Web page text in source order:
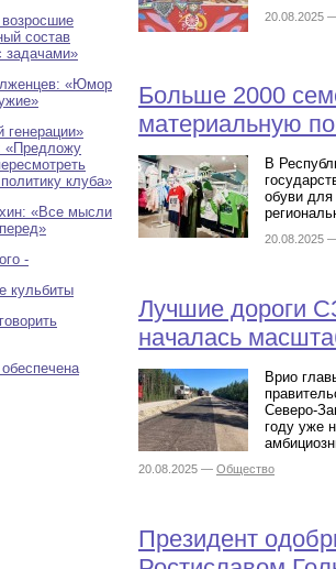
состав
задачами»
«Юмор
генерации»
«Предложу
клуба»
«Все мысли
-
кульбиты
20.08.2025
Больше 2000
материальную
В
обуви для
20.08.2025
Лучшие дороги
началась
Врио
Северо-
году уже
20.08.2025 — Общество
Президент